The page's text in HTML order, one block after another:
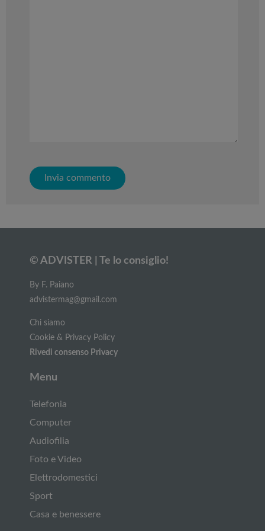
© ADVISTER | Te lo consiglio!
By F. Paiano
advistermag@gmail.com
Chi siamo
Cookie & Privacy Policy
Rivedi consenso Privacy
Menu
Telefonia
Computer
Audiofilia
Foto e Video
Elettrodomestici
Sport
Casa e benessere